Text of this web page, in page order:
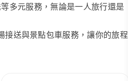
多元服務，無論是一人旅行還是
接送與景點包車服務，讓你的旅程